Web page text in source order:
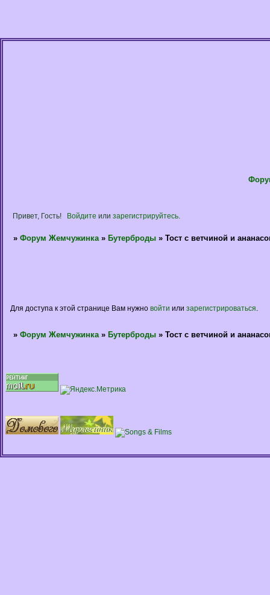
Привет, Гость! Войдите или зарегистрируйтесь.
» Форум Жемчужинка » Бутерброды » Тост с ветчиной и
Для доступа к этой странице Вам нужно войти или зарегистрироваться
» Форум Жемчужинка » Бутерброды » Тост с ветчиной и